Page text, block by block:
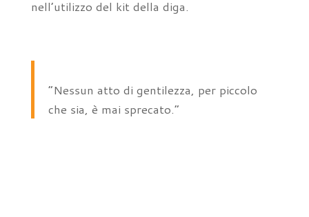
nell’utilizzo del kit della diga.
“Nessun atto di gentilezza, per piccolo
che sia, è mai sprecato.”